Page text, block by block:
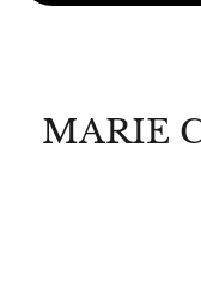
MARIE